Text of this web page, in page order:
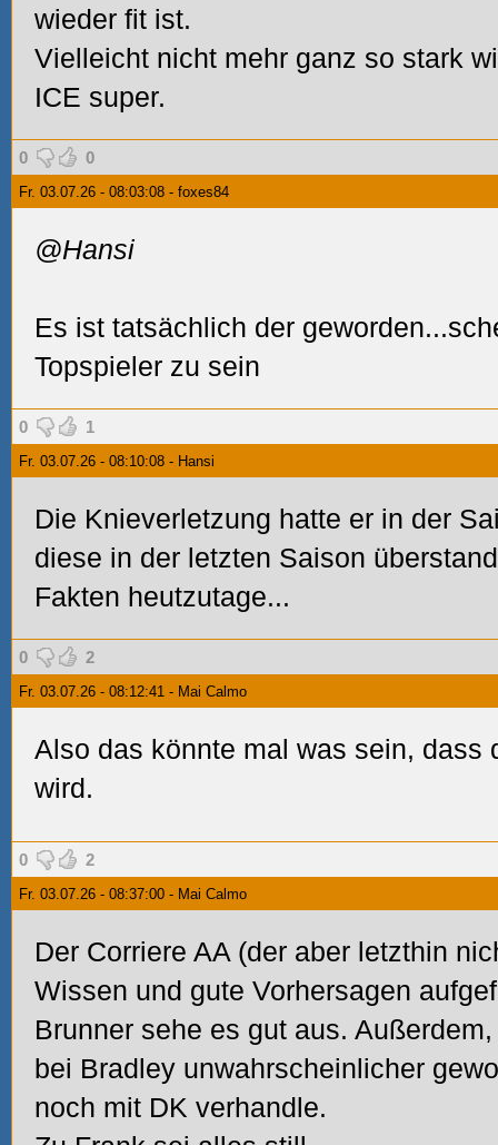
wieder fit ist.
Vielleicht nicht mehr ganz so stark
ICE super.
0 0
Fr. 03.07.26 - 08:03:08 - foxes84
@Hansi
Es ist tatsächlich der
Topspieler zu sein
0 1
Fr. 03.07.26 - 08:10:08 - Hansi
Die Knieverletzung hatte er in der
diese in der letzten Saison
Fakten heutzutage...
0 2
Fr. 03.07.26 - 08:12:41 - Mai Calmo
Also das könnte mal was sein, dass
wird.
0 2
Fr. 03.07.26 - 08:37:00 - Mai Calmo
Der Corriere AA (der aber letzthin
Wissen und gute Vorhersagen
Brunner sehe es gut aus.
bei Bradley unwahrscheinlicher
noch mit DK verhandle.